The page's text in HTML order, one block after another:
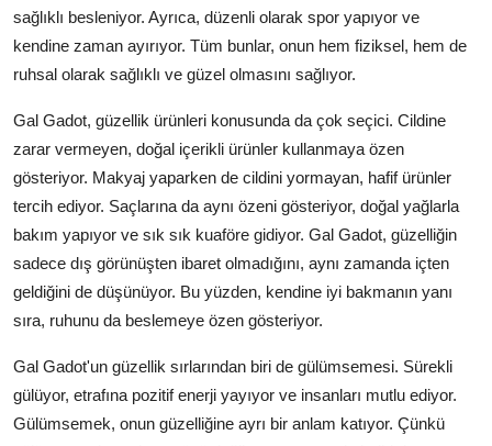
sağlıklı besleniyor. Ayrıca, düzenli olarak spor yapıyor ve
kendine zaman ayırıyor. Tüm bunlar, onun hem fiziksel, hem de
ruhsal olarak sağlıklı ve güzel olmasını sağlıyor.
Gal Gadot, güzellik ürünleri konusunda da çok seçici. Cildine
zarar vermeyen, doğal içerikli ürünler kullanmaya özen
gösteriyor. Makyaj yaparken de cildini yormayan, hafif ürünler
tercih ediyor. Saçlarına da aynı özeni gösteriyor, doğal yağlarla
bakım yapıyor ve sık sık kuaföre gidiyor. Gal Gadot, güzelliğin
sadece dış görünüşten ibaret olmadığını, aynı zamanda içten
geldiğini de düşünüyor. Bu yüzden, kendine iyi bakmanın yanı
sıra, ruhunu da beslemeye özen gösteriyor.
Gal Gadot'un güzellik sırlarından biri de gülümsemesi. Sürekli
gülüyor, etrafına pozitif enerji yayıyor ve insanları mutlu ediyor.
Gülümsemek, onun güzelliğine ayrı bir anlam katıyor. Çünkü